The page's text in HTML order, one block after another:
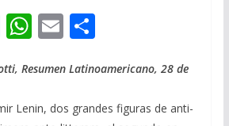
T
e
gr
W
at
s
E
ai
l
C
m
p
Resumen Latinoamericano, 28 de
Lenin, dos grandes figuras de anti-